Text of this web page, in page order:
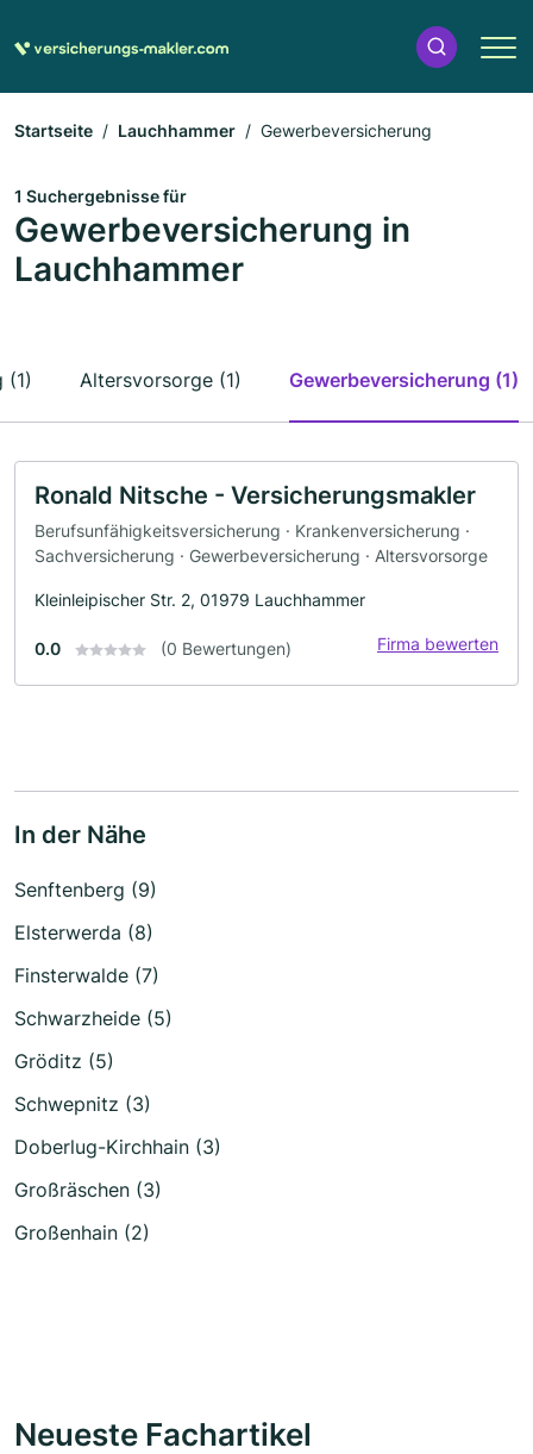
Startseite Lauchhammer Gewerbeversicherung
1 Suchergebnisse für
Gewerbeversicherung in
Lauchhammer
(1) Altersvorsorge (1) Gewerbeversicherung (1)
Ronald Nitsche - Versicherungsmakler
Berufsunfähigkeitsversicherung · Krankenversicherung ·
Sachversicherung · Gewerbeversicherung · Altersvorsorge
Kleinleipischer Str. 2, 01979 Lauchhammer
0.0 (0 Bewertungen) Firma bewerten
In der Nähe
Senftenberg (9)
Elsterwerda (8)
Finsterwalde (7)
Schwarzheide (5)
Gröditz (5)
Schwepnitz (3)
Doberlug-Kirchhain (3)
Großräschen (3)
Großenhain (2)
Neueste Fachartikel